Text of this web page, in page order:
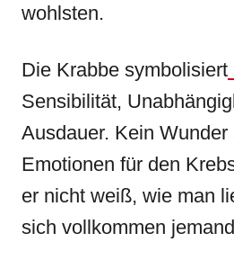
wohlsten.
Die Krabbe symbolisiert
Sensibilität,
Ausdauer. Kein Wunder
Emotionen für den
er nicht weiß, wie man
sich vollkommen